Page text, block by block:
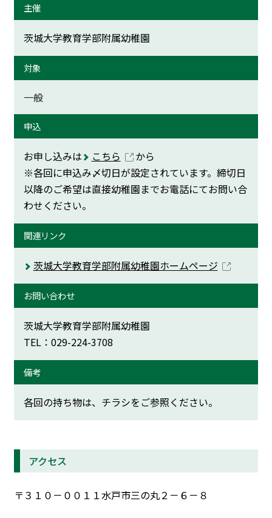
主催
茨城大学教育学部附属幼稚園
対象
一般
申込
お申し込みは こちら
から
※各回に申込み〆切日が設定されています。締切日
以降のご希望は直接幼稚園までお電話にてお問い合
わせください。
関連リンク
茨城大学教育学部附属幼稚園ホームページ
お問い合わせ
茨城大学教育学部附属幼稚園
TEL：029-224-3708
備考
各回の持ち物は、チラシをご参照ください。
アクセス
〒３１０－００１１水戸市三の丸２－６－８